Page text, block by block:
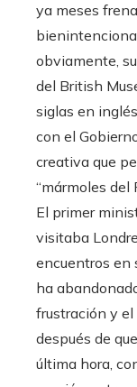
ya meses
obviamente,
del British
siglas en
con el
creativa que
“mármoles del
El primer
visitaba
encuentros en
ha
frustración y
después de
última hora,